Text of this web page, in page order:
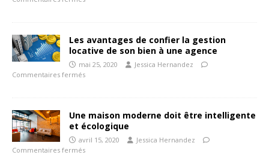
Les avantages de confier la gestion
locative de son bien à une agence
mai 25, 2020
Jessica Hernandez
Commentaires fermés
Une maison moderne doit être intelligente
et écologique
avril 15, 2020
Jessica Hernandez
Commentaires fermés